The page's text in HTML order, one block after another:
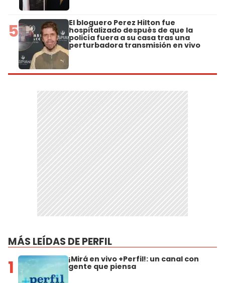
5 El bloguero Perez Hilton fue
hospitalizado después de que la
policía fuera a su casa tras una
perturbadora transmisión en vivo
MÁS LEÍDAS DE PERFIL
1 ¡Mirá en vivo +Perfil!: un canal con
gente que piensa